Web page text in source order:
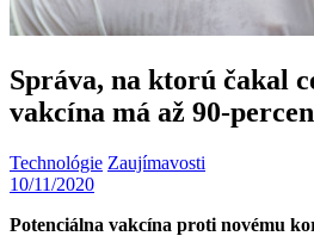
Správa, na ktorú čakal
vakcína má až 90-
Technológie Zaujímavosti
10/11/2020
Potenciálna vakcína proti novému